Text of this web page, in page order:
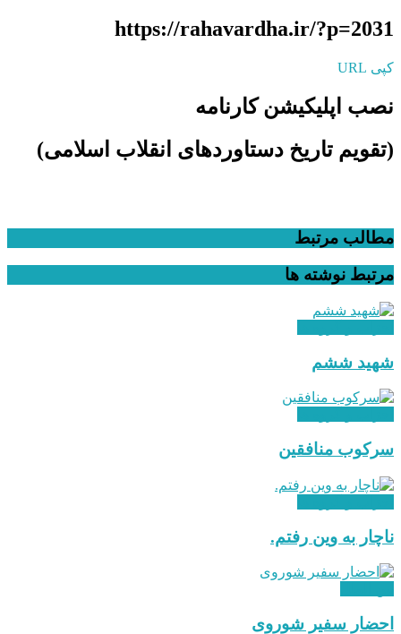
https://rahavardha.ir/?p=2031
کپی URL
نصب اپلیکیشن کارنامه
(تقویم تاریخ دستاوردهای انقلاب اسلامی​)
مطالب مرتبط
مرتبط نوشته ها
شهید ششم
سرکوب منافقین
ناچار به وین رفتم.
احضار سفیر شوروی